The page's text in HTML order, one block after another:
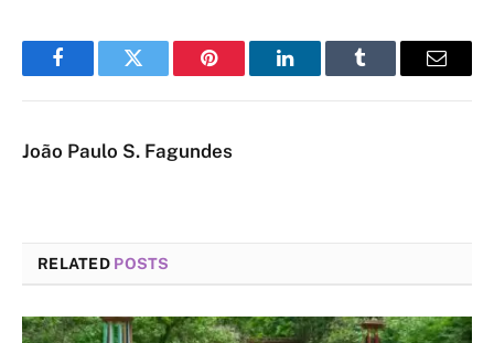
FacebookTwitter Pinterest LinkedInTumblr Email
João Paulo S. Fagundes
RELATED POSTS